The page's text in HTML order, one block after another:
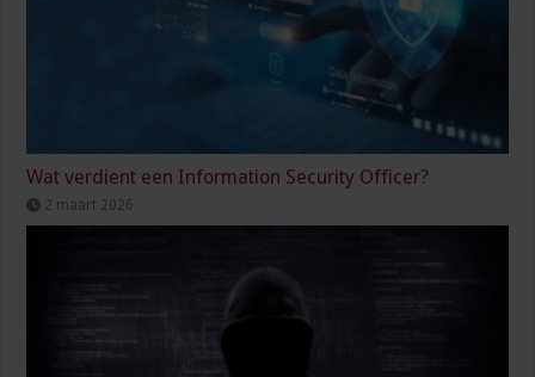
Wat verdient een Information Security Officer?
2 maart 2026